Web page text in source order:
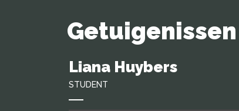
Getuigenissen
Liana Huybers
STUDENT